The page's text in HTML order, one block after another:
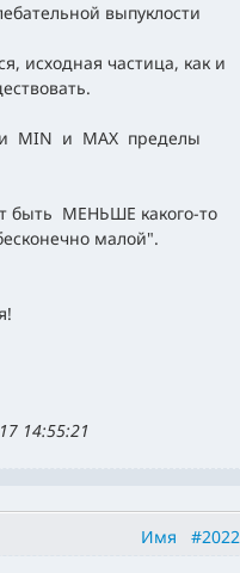
выпуклости
исходная частица, как и
и MIN и MAX пределы
быть МЕНЬШЕ какого-то
малой".
14:55:21
Имя #2022